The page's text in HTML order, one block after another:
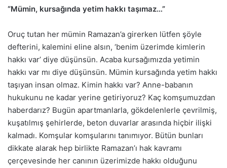
“Mümin, kursağında yetim hakkı taşımaz…”
Oruç tutan her mümin Ramazan’a girerken lütfen şöyle
defterini, kalemini eline alsın, ‘benim üzerimde kimlerin
hakkı var’ diye düşünsün. Acaba kursağımızda yetimin
hakkı var mı diye düşünsün. Mümin kursağında yetim hakkı
taşıyan insan olmaz. Kimin hakkı var? Anne-babanın
hukukunu ne kadar yerine getiriyoruz? Kaç komşumuzdan
haberdarız? Bugün apartmanlarla, gökdelenlerle çevrilmiş,
kuşatılmış şehirlerde, beton duvarlar arasında hiçbir ilişki
kalmadı. Komşular komşularını tanımıyor. Bütün bunları
dikkate alarak hep birlikte Ramazan’ı hak kavramı
çerçevesinde her canının üzerimizde hakkı olduğunu